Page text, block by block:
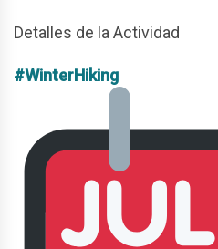
Detalles de la Actividad
#WinterHiking